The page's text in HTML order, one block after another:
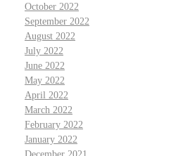
October 2022
September 2022
August 2022
July 2022
June 2022
May 2022
April 2022
March 2022
February 2022
January 2022